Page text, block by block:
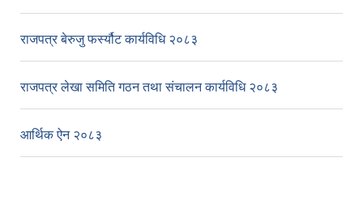
राजपत्र बेरुजु फर्स्यौट कार्यविधि २०८३
राजपत्र लेखा समिति गठन तथा संचालन कार्यविधि २०८३
आर्थिक ऐन २०८३